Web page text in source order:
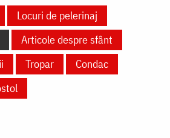
Locuri de pelerinaj
Articole despre sfânt
Tropar
Condac